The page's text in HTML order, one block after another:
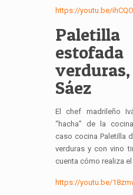
https://youtu.be/
Paletilla
Sáez
El chef madrileño
“hacha” de la
caso cocina Paletilla
verduras y con vino
cuenta cómo realiza
https://youtu.be/